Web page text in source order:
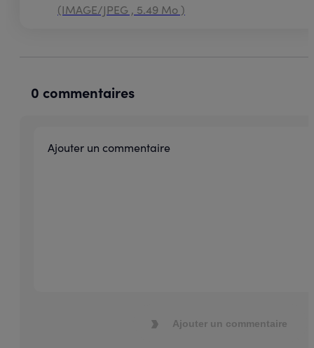
0 commentaires
Ajouter un commentaire
(IMAGE/JPEG , 5.49 Mo )